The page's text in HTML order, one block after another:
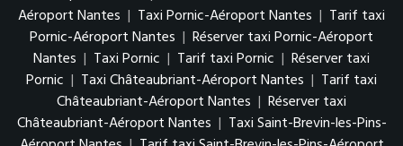
Aéroport Nantes | Taxi Pornic-Aéroport Nantes | Tarif taxi
Pornic-Aéroport Nantes | Réserver taxi Pornic-Aéroport
Nantes | Taxi Pornic | Tarif taxi Pornic | Réserver taxi
Pornic | Taxi Châteaubriant-Aéroport Nantes | Tarif taxi
Châteaubriant-Aéroport Nantes | Réserver taxi
Châteaubriant-Aéroport Nantes | Taxi Saint-Brevin-les-Pins-